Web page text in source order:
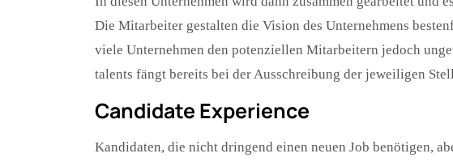
Die Mitarbeiter gestalten die Vision des Unternehmens
viele Unternehmen den potenziellen Mitarbeitern jedoch
talents fängt bereits bei der Ausschreibung der jeweiligen
Candidate Experience
Kandidaten, die nicht dringend einen neuen Job benötigen,